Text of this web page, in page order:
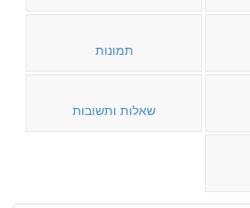
תמונות
שאלות ותשובות